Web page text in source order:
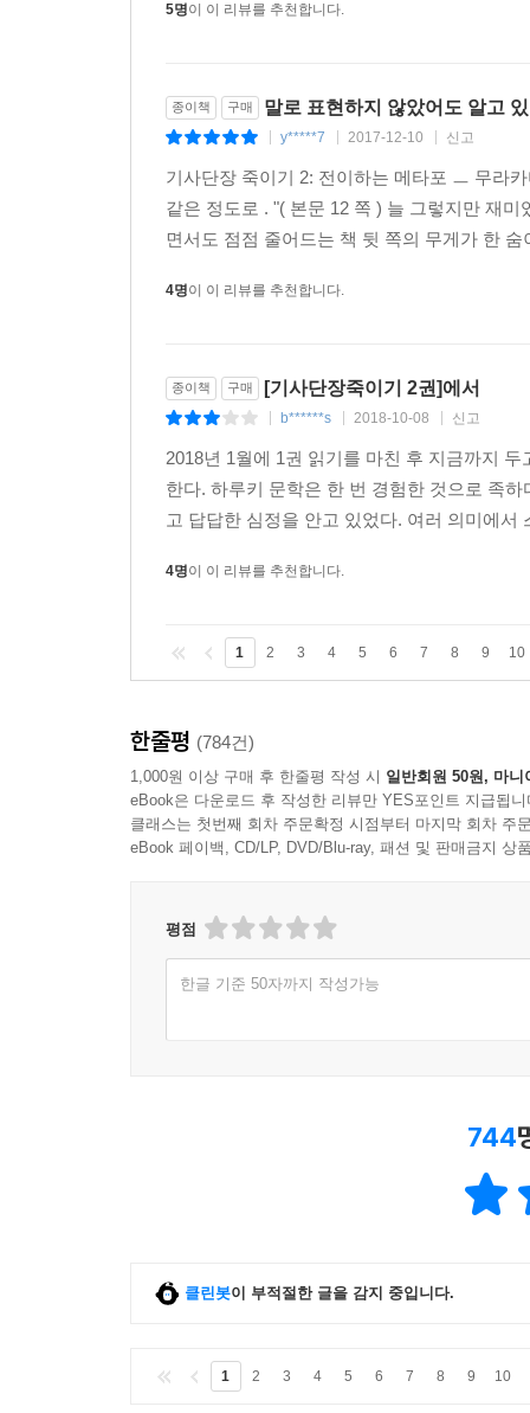
5명이 이 리뷰를 추천합니다.
종이책 구매 말로 표현하지 않았어도 알고
y*****7 2017-12-10 신고
기사단장 죽이기 2: 전이하는 메타포 ㅡ 무라
같은 정도로 . "( 본문 12 쪽 ) 늘 그렇지만 재
면서도 점점 줄어드는 책 뒷 쪽의 무게가 한
4명이 이 리뷰를 추천합니다.
종이책 구매 [기사단장죽이기 2권]에서
b******s 2018-10-08 신고
2018년 1월에 1권 읽기를 마친 후 지금까지
한다. 하루키 문학은 한 번 경험한 것으로 족
고 답답한 심정을 안고 있었다. 여러 의미에
4명이 이 리뷰를 추천합니다.
1 2 3 4 5 6 7 8 9 10
한줄평 (784건)
1,000원 이상 구매 후 한줄평 작성 시 일반회원 50원, 마니
eBook은 다운로드 후 작성한 리뷰만 YES포인트 지급됩니
클래스는 첫번째 회차 주문확정 시점부터 마지막 회차 주
eBook 페이백, CD/LP, DVD/Blu-ray, 패션 및 판매금지 상
평점
한글 기준 50자까지 작성가능
744
클린봇이 부적절한 글을 감지 중입니다.
1 2 3 4 5 6 7 8 9 10